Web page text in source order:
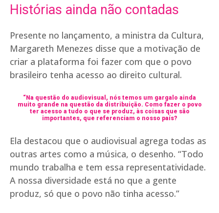
Histórias ainda não contadas
Presente no lançamento, a ministra da Cultura,
Margareth Menezes disse que a motivação de
criar a plataforma foi fazer com que o povo
brasileiro tenha acesso ao direito cultural.
“Na questão do audiovisual, nós temos um gargalo ainda
muito grande na questão da distribuição. Como fazer o povo
ter acesso a tudo o que se produz, às coisas que são
importantes, que referenciam o nosso país?
Ela destacou que o audiovisual agrega todas as
outras artes como a música, o desenho. “Todo
mundo trabalha e tem essa representatividade.
A nossa diversidade está no que a gente
produz, só que o povo não tinha acesso.”